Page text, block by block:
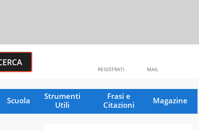
MAIL
REGISTRATI
Scuola
Strumenti
Utili
Frasi e
Citazioni
Magazine